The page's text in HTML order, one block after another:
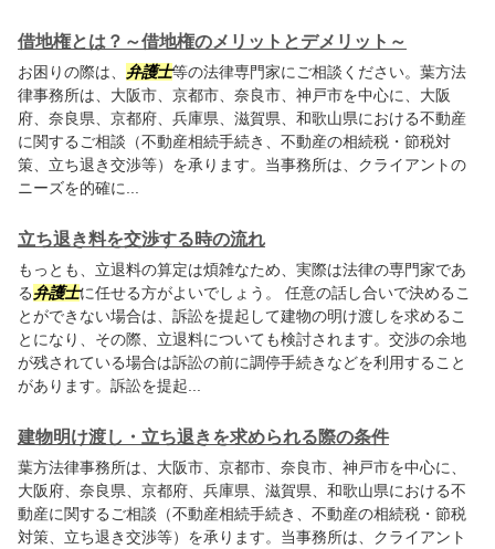
借地権とは？～借地権のメリットとデメリット～
お困りの際は、 弁護士等の法律専門家にご相談ください。 葉方法
律事務所は、大阪市、京都市、奈良市、神戸市を中心に、大阪
府、奈良県、京都府、兵庫県、滋賀県、和歌山県における不動産
に関するご相談（不動産相続手続き、不動産の相続税・節税対
策、立ち退き交渉等）を承ります。当事務所は、クライアントの
ニーズを的確に...
立ち退き料を交渉する時の流れ
もっとも、立退料の算定は煩雑なため、実際は法律の専門家であ
る弁護士に任せる方がよいでしょう。 任意の話し合いで決めるこ
とができない場合は、訴訟を提起して建物の明け渡しを求めるこ
とになり、その際、立退料についても検討されます。交渉の余地
が残されている場合は訴訟の前に調停手続きなどを利用すること
があります。訴訟を提起...
建物明け渡し・立ち退きを求められる際の条件
葉方法律事務所は、大阪市、京都市、奈良市、神戸市を中心に、
大阪府、奈良県、京都府、兵庫県、滋賀県、和歌山県における不
動産に関するご相談（不動産相続手続き、不動産の相続税・節税
対策、立ち退き交渉等）を承ります。当事務所は、クライアント